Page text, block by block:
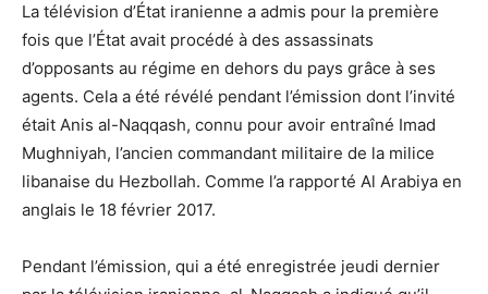
La télévision d’État iranienne a admis pour la première
fois que l’État avait procédé à des assassinats
d’opposants au régime en dehors du pays grâce à ses
agents. Cela a été révélé pendant l’émission dont l’invité
était Anis al-Naqqash, connu pour avoir entraîné Imad
Mughniyah, l’ancien commandant militaire de la milice
libanaise du Hezbollah. Comme l’a rapporté Al Arabiya en
anglais le 18 février 2017.
Pendant l’émission, qui a été enregistrée jeudi dernier